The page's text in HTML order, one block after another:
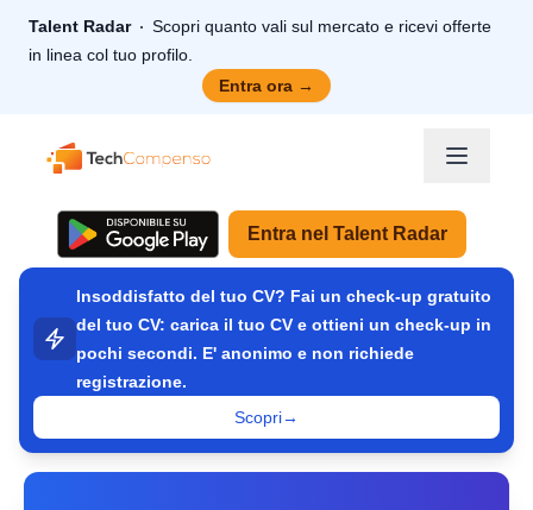
Talent Radar
Scopri quanto vali sul mercato e ricevi offerte
in linea col tuo profilo.
Entra ora →
TechCompenso
Entra nel Talent Radar
Insoddisfatto del tuo CV? Fai un check-up gratuito
del tuo CV: carica il tuo CV e ottieni un check-up in
pochi secondi. E' anonimo e non richiede
registrazione.
Scopri→